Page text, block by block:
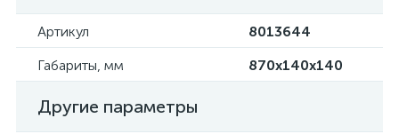
Артикул
8013644
Габариты, мм
870х140х140
Другие параметры